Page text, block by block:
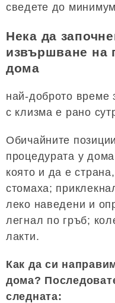
сведете до
Нека да
извършване на
дома
най-доброто време
с клизма е рано
Обичайните
процедурата у
която и да е
стомаха;
леко наведени и
легнал по гръб;
лакти.
Как да си
дома?
следната: